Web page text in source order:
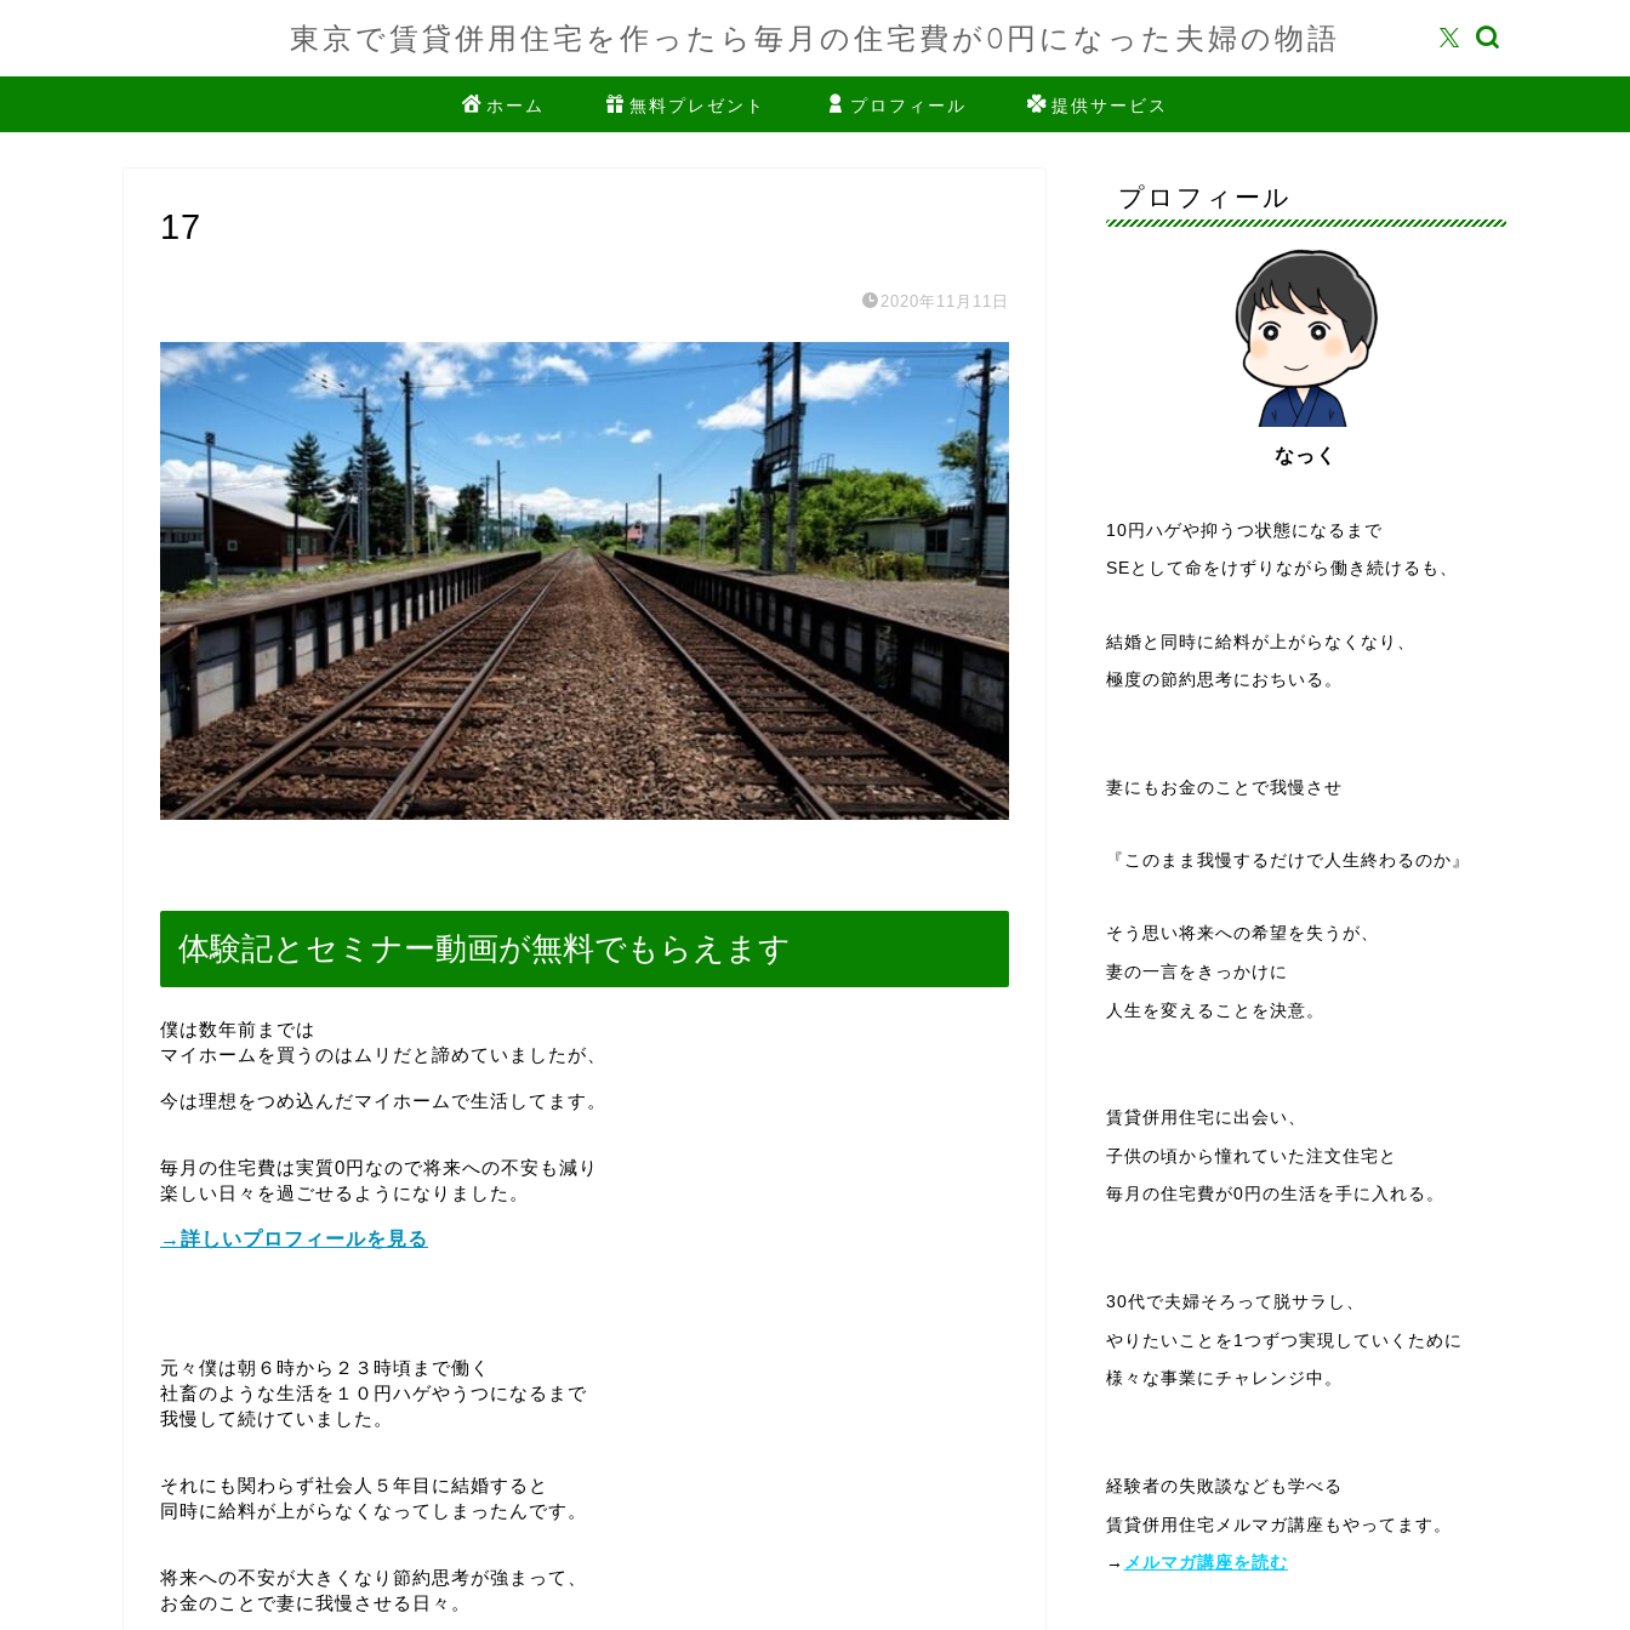
東京で賃貸併用住宅を作ったら毎月の住宅費が0円になった夫婦の物語
ホーム 無料プレゼント プロフィール 提供サービス
17
2020年11月11日
体験記とセミナー動画が無料でもらえます
僕は数年前までは
マイホームを買うのはムリだと諦めていましたが、
今は理想をつめ込んだマイホームで生活してます。
毎月の住宅費は実質0円なので将来への不安も減り
楽しい日々を過ごせるようになりました。
→詳しいプロフィールを見る
元々僕は朝６時から２３時頃まで働く
社畜のような生活を１０円ハゲやうつになるまで
我慢して続けていました。
それにも関わらず社会人５年目に結婚すると
同時に給料が上がらなくなってしまったんです。
将来への不安が大きくなり節約思考が強まって、
お金のことで妻に我慢させる日々。
プロフィール
なっく
10円ハゲや抑うつ状態になるまで
SEとして命をけずりながら働き続けるも、
結婚と同時に給料が上がらなくなり、
極度の節約思考におちいる。
妻にもお金のことで我慢させ
『このまま我慢するだけで人生終わるのか』
そう思い将来への希望を失うが、
妻の一言をきっかけに
人生を変えることを決意。
賃貸併用住宅に出会い、
子供の頃から憧れていた注文住宅と
毎月の住宅費が0円の生活を手に入れる。
30代で夫婦そろって脱サラし、
やりたいことを1つずつ実現していくために
様々な事業にチャレンジ中。
経験者の失敗談なども学べる
賃貸併用住宅メルマガ講座もやってます。
→ メルマガ講座を読む